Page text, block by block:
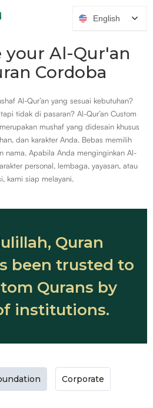
your Al-Qur'an
Cordoba
Al-Qur’an yang sesuai kebutuhan?
tidak di pasaran? Al-Qur’an Custom
mushaf yang didesain khusus
dan karakter Anda. Bebas memilih
nama. Apabila Anda menginginkan Al-
personal, lembaga, yayasan, atau
kami siap melayani.
Quran
been trusted to
Qurans by
institutions.
Corporate
English